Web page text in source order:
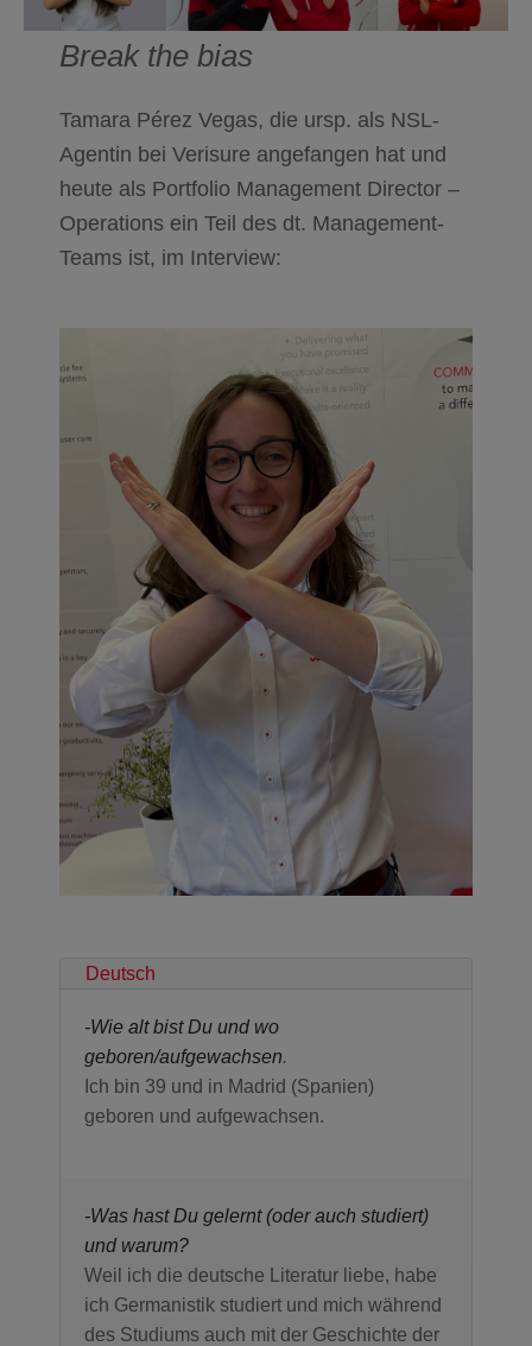
Break the bias
Tamara Pérez Vegas, die ursp. als NSL-
Agentin bei Verisure angefangen hat und
heute als Portfolio Management Director –
Operations ein Teil des dt. Management-
Teams ist, im Interview:
Deutsch
-Wie alt bist Du und wo
geboren/aufgewachsen.
Ich bin 39 und in Madrid (Spanien)
geboren und aufgewachsen.
-Was hast Du gelernt (oder auch studiert)
und warum?
Weil ich die deutsche Literatur liebe, habe
ich Germanistik studiert und mich während
des Studiums auch mit der Geschichte der